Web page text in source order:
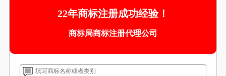
22年商标注册成功经验！
商标局商标注册代理公司